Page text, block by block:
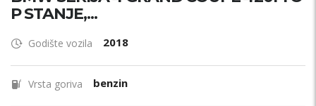
P STANJE,...
Godište vozila 2018
Vrsta goriva benzin